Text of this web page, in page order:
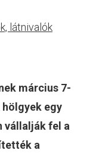
március 7-
hölgyek egy
vállalják fel a
a